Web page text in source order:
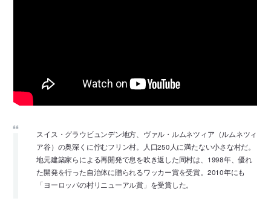
スイス・グラウビュンデン地方、ヴァル・ルムネツィア（ルムネツィ
ア谷）の奥深くに佇むフリン村。人口250人に満たない小さな村だ。
地元建築家らによる再開発で息を吹き返した同村は、1998年、優れ
た開発を行った自治体に贈られるワッカー賞を受賞。2010年にも
「ヨーロッパの村リニューアル賞」を受賞した。